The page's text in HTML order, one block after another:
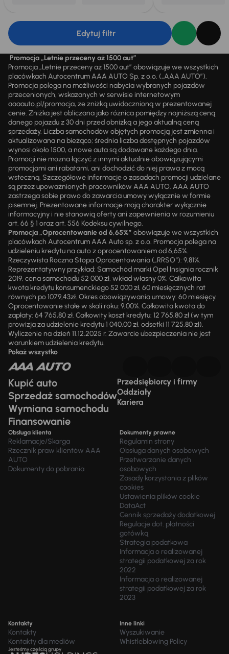
Edytuj filtr
Promocja „Letnie przeceny aż 1500 aut”
Promocja „Letnie przeceny aż 1500 aut” obowiązuje we wszystkich
placówkach Autocentrum AAA AUTO Sp. z o.o. („AAA AUTO”).
Promocja polega na możliwości nabycia wybranych pojazdów
przecenionych, wskazanych w serwisie internetowym
aaaauto.pl/promocja, ze zniżką uwidocznioną w prezentowanej
cenie. Zniżka jest obliczana jako różnica pomiędzy najniższą ceną
danego pojazdu z 30 dni przed obniżką a jego aktualną ceną
sprzedaży. Liczba samochodów objętych promocją jest zmienna i
aktualizowana na bieżąco; średnia liczba dostępnych pojazdów
wynosi około 1500, a nowe auta są dodawane każdego dnia.
Promocji nie można łączyć z innymi aktualnie obowiązującymi
promocjami ani rabatami, ani dochodzić do niej prawa z mocą
wsteczną. Szczegółowe informacje o zasadach promocji udzielane
są przez upoważnionych pracowników AAA AUTO. AAA AUTO
zastrzega sobie prawo do zawarcia umowy wyłącznie w formie
pisemnej. Prezentowane informacje mają charakter wyłącznie
informacyjny i nie stanowią oferty ani zapewnienia w rozumieniu
art. 66 § 1 oraz art. 556 Kodeksu cywilnego.
Promocja „Oprocentowanie od 6,65%” obowiązuje we wszystkich
placówkach Autocentrum AAA Auto sp. z o.o. Promocja polega na
udzieleniu kredytu na auto z oprocentowaniem od 6,65%.
Rzeczywista Roczna Stopa Oprocentowania („RRSO“): 9,81%.
Reprezentatywny przykład: Samochód marki Opel Insignia rocznik
2019, cena samochodu 52 000 zł, wkład własny 0%. Całkowita
kwota kredytu konsumenckiego 52 000 zł, 60 miesięcznych rat
równych po 1079,43zł. Okres obowiązywania umowy: 60 miesięcy.
Oprocentowanie stałe w skali roku: 9,00%. Całkowita kwota do
zapłaty: 64 765,80 zł. Całkowity koszt kredytu: 12 765,80 zł (w tym
prowizja za udzielenie kredytu 1 040,00 zł, odsetki 11 725,80 zł).
Wyliczenie na dzień 11.12.2025 r. Zawarcie ubezpieczenia nie jest
warunkiem udzielenia kredytu.
Pokaż wszystko
Kupić auto
Sprzedaż samochodów
Wymiana samochodu
Finansowanie
Przedsiębiorcy i firmy
Oddziały
Kariera
Obsługa klienta
Reklamacje/Skarga
Rzecznik praw klientów AAA
AUTO
Dokumenty do pobrania
Dokumenty prawne
Regulamin strony
Obsługa danych osobowych
Przetwarzanie danych
osobowych
Zasady korzystania z plików
cookies
Ustawienia plików cookie
DataAct
Cennik sprzedaży dodatkowej
Regulacje dot. płatności
gotówką
Strategia podatkowa
Informacja o realizowanej
strategii podatkowej za rok
2022
Informacja o realizowanej
strategii podatkowej za rok
2023
Kontakty
Kontakty
Kontakty dla mediów
Inne linki
Wyszukiwanie
Whistleblowing Policy
Jesteśmy częścią grupy